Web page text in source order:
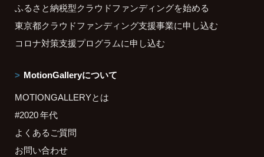
ふるさと納税型クラウドファンディングを始める
東京都クラウドファンディング支援事業に申し込む
コロナ対策支援プログラムに申し込む
MotionGalleryについて
MOTIONGALLERYとは
#2020 年代
よくあるご質問
お問い合わせ